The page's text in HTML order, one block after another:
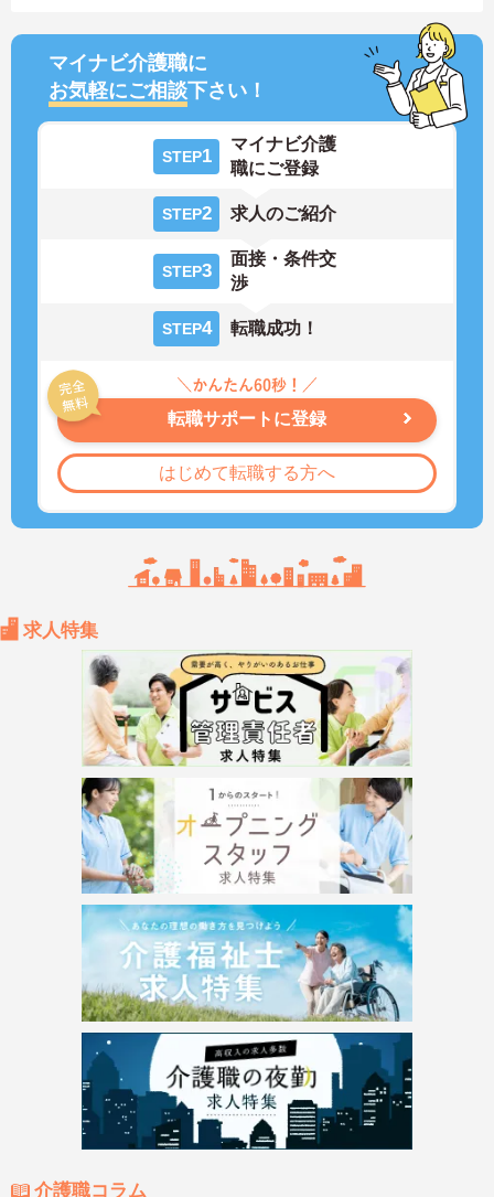
マイナビ介護職に
お気軽にご相談下さい！
STEP1
マイナビ介護
職にご登録
STEP2 求人のご紹介
STEP3
面接・条件交
渉
STEP4 転職成功！
転職サポートに登録
はじめて転職する方へ
求人特集
介護職コラム